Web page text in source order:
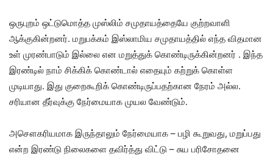
ஒருபுறம் ஒட்டுமொத்த முஸ்லிம் சமுதாயத்தையே குற்றவாளி
ஆக்குகின்றனர். மறுபக்கம் இஸ்லாமிய சமுதாயத்தில் எந்த விதமான
உள் முரண்பாடும் இல்லை என மறுத்துக் கொண்டிருக்கின்றனர் . இந்த
இரண்டில் நாம் சிக்கிக் கொண்டால் எதையும் கற்றுக் கொள்ள
முடியாது. இது குறைகூறிக் கொண்டிருப்பதற்கான நேரம் அல்ல.
சரியான தீர்வுக்கு நேர்மையாக முயல வேண்டும்.
அசௌகரியமாக இருந்தாலும் நேர்மையாக – பழி கூறுவது, மறுப்பது
என்ற இரண்டு நிலைகளை தவிர்த்து விட்டு – சுய பரிசோதனை